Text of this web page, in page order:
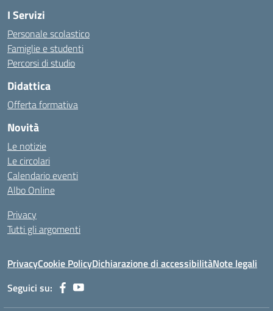
I Servizi
Personale scolastico
Famiglie e studenti
Percorsi di studio
Didattica
Offerta formativa
Novità
Le notizie
Le circolari
Calendario eventi
Albo Online
Privacy
Tutti gli argomenti
PrivacyCookie PolicyDichiarazione di accessibilitàNote legali
Seguici su: